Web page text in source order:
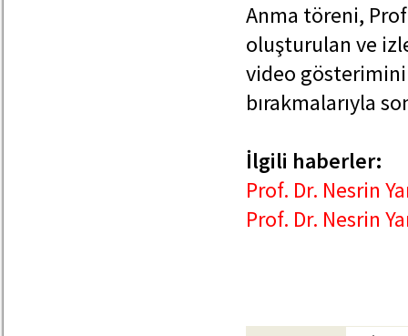
Anma töreni,
oluşturulan ve
video
bırakmalarıyla
İlgili haberler:
Prof. Dr. Nesrin
Prof. Dr. Nesrin